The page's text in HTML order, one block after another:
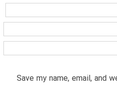
Save my name, email, and